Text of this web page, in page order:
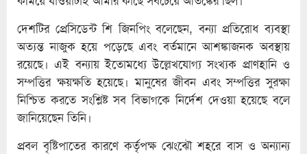
দেশটির প্রেসিডেন্ট শি জিনপিং বলেছেন, বন্যা প্রতিরোধ ব্যবস্থা
অত্যন্ত নাজুক হয়ে পড়েছে এবং বর্তমানে আশঙ্কাজনক অবস্থায়
রয়েছে। এই বন্যায় ইতোমধ্যে উল্লেখযোগ্য সংখ্যক প্রাণহানি ও
সম্পত্তির ক্ষয়ক্ষতি হয়েছে। মানুষের জীবন এবং সম্পত্তির সুরক্ষা
নিশ্চিত করতে সংশ্লিষ্ট সব বিভাগকে নির্দেশ দেওয়া হয়েছে বলে
জানিয়েছেন তিনি।
প্রবল বৃষ্টিপাতের কারণে কর্তৃপক্ষ ঝেংঝৌ শহরে বাস ও অন্যান্য